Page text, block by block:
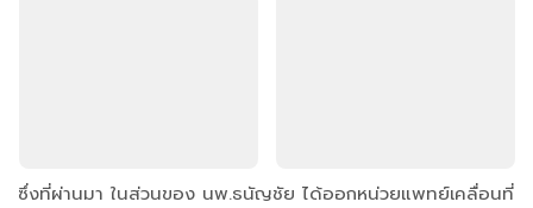
ซึ่งที่ผ่านมา ในส่วนของ นพ.ธนัญชัย ได้ออกหน่วยแพทย์เคลื่อนที่